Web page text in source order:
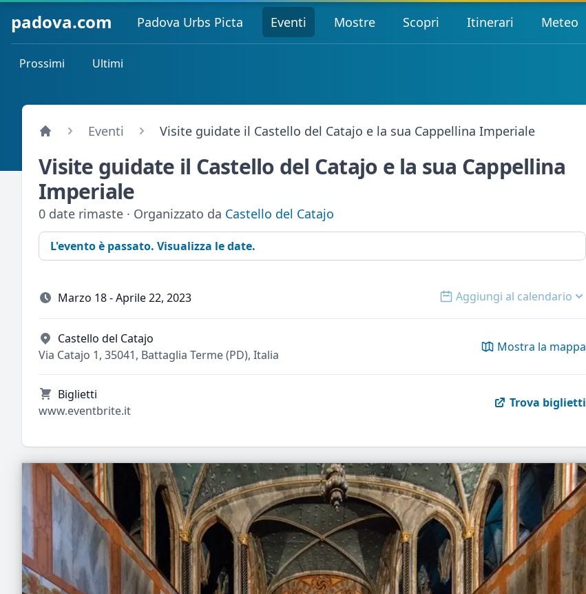
padova.com Padova Urbs Picta Eventi Mostre Scopri Itinerari Meteo
Prossimi Ultimi
Eventi Visite guidate il Castello del Catajo e la sua Cappellina Imperiale
Visite guidate il Castello del Catajo e la sua Cappellina
Imperiale
0 date rimaste · Organizzato da Castello del Catajo
L'evento è passato. Visualizza le date.
Marzo 18 - Aprile 22, 2023 Open options
Aggiungi al calendario
Castello del Catajo
Via Catajo 1, 35041, Battaglia Terme (PD), Italia
Mostra la mappa
Biglietti
www.eventbrite.it
Trova biglietti